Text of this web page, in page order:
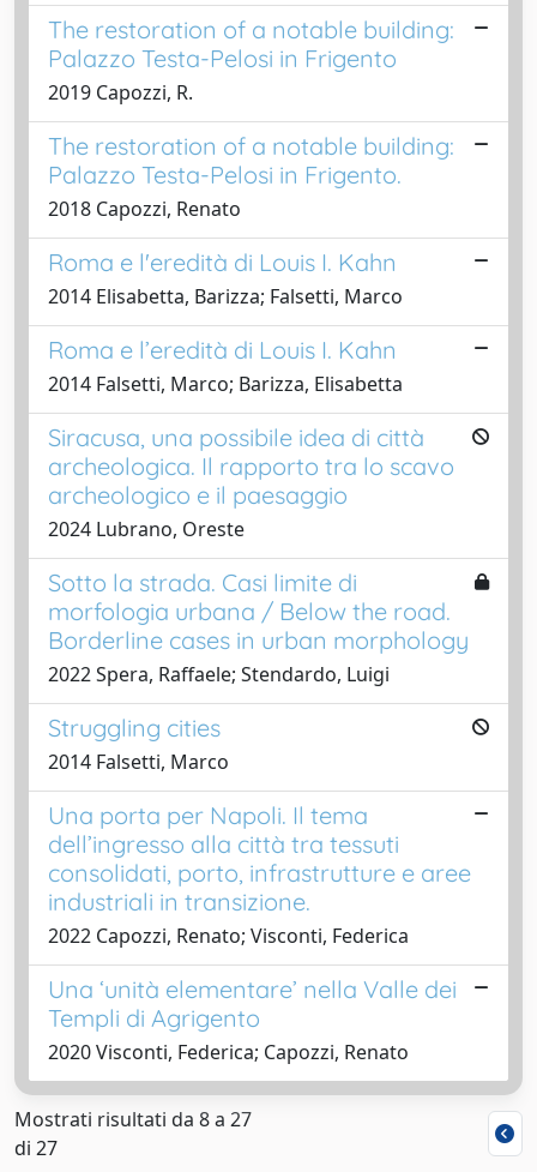
The restoration of a notable building:
Palazzo Testa-Pelosi in Frigento
2019 Capozzi, R.
The restoration of a notable building:
Palazzo Testa-Pelosi in Frigento.
2018 Capozzi, Renato
Roma e l'eredità di Louis I. Kahn
2014 Elisabetta, Barizza; Falsetti, Marco
Roma e l’eredità di Louis I. Kahn
2014 Falsetti, Marco; Barizza, Elisabetta
Siracusa, una possibile idea di città
archeologica. Il rapporto tra lo scavo
archeologico e il paesaggio
2024 Lubrano, Oreste
Sotto la strada. Casi limite di
morfologia urbana / Below the road.
Borderline cases in urban morphology
2022 Spera, Raffaele; Stendardo, Luigi
Struggling cities
2014 Falsetti, Marco
Una porta per Napoli. Il tema
dell’ingresso alla città tra tessuti
consolidati, porto, infrastrutture e aree
industriali in transizione.
2022 Capozzi, Renato; Visconti, Federica
Una ‘unità elementare’ nella Valle dei
Templi di Agrigento
2020 Visconti, Federica; Capozzi, Renato
Mostrati risultati da 8 a 27
di 27